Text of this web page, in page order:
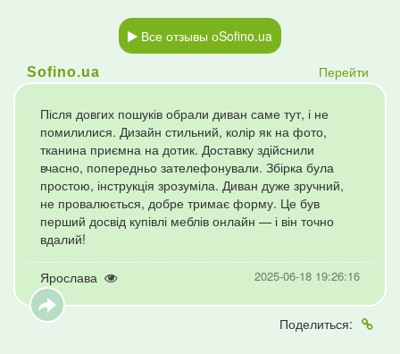
Все отзывы оSofino.ua
Sofino.ua Перейти
Після довгих пошуків обрали диван саме тут, і не
помилилися. Дизайн стильний, колір як на фото,
тканина приємна на дотик. Доставку здійснили
вчасно, попередньо зателефонували. Збірка була
простою, інструкція зрозуміла. Диван дуже зручний,
не провалюється, добре тримає форму. Це був
перший досвід купівлі меблів онлайн — і він точно
вдалий!
Ярослава 2025-06-18 19:26:16
Поделиться: